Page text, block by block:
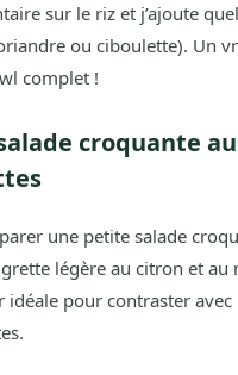
sur le riz et j’ajoute
ou ciboulette). Un
complet !
croquante
une petite salade
légère au citron et au
idéale pour contraster